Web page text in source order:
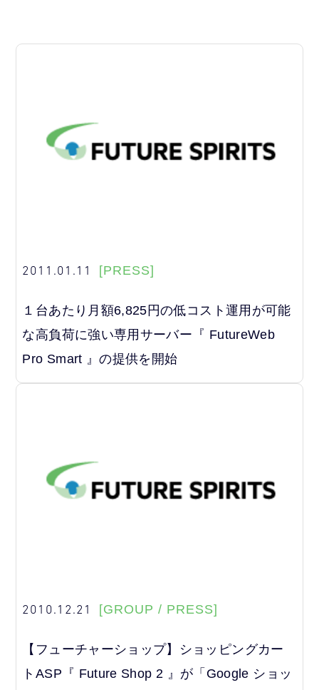
2011.01.11 [PRESS]
１台あたり月額6,825円の低コスト運用が可能
な高負荷に強い専用サーバー『 FutureWeb
Pro Smart 』の提供を開始
2010.12.21 [GROUP / PRESS]
【フューチャーショップ】ショッピングカー
トASP『 Future Shop 2 』が「Google ショッ